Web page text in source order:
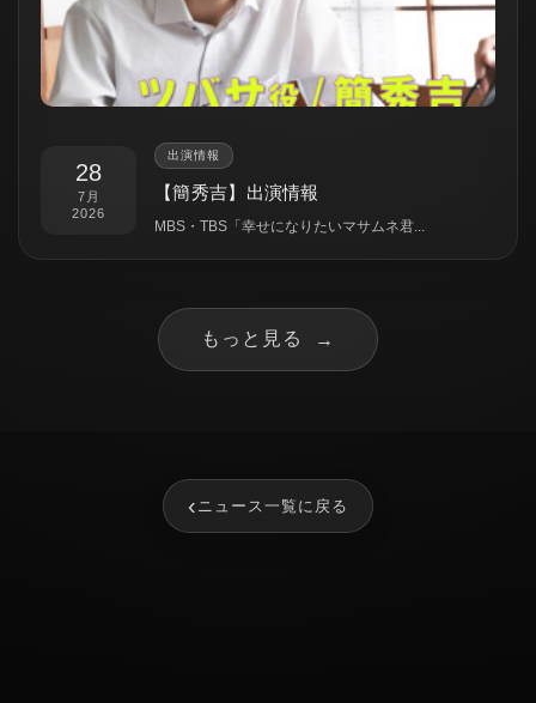
28
7月
2026
出演情報
【簡秀吉】出演情報
MBS・TBS「幸せになりたいマサムネ君...
もっと見る →
‹ ニュース一覧に戻る